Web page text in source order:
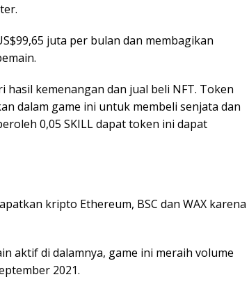
juta per bulan dan membagikan
kemenangan dan jual beli NFT. Token
dalam game ini untuk membeli senjata dan
0,05 SKILL dapat token ini dapat
kripto Ethereum, BSC dan WAX karena
aktif di dalamnya, game ini meraih volume
2021.